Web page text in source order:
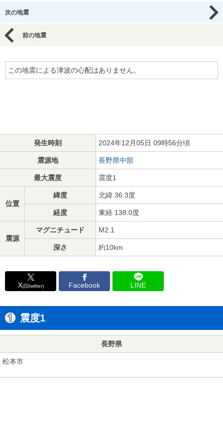
次の地震
前の地震
この地震による津波の心配はありません。
発生時刻 2024年12月05日 09時56分頃
震源地 長野県中部
最大震度 震度1
位置
緯度 北緯 36.3度
経度 東経 138.0度
震源
マグニチュード M2.1
深さ 約10km
X(旧twitter) Facebook LINE
震度1
長野県
松本市